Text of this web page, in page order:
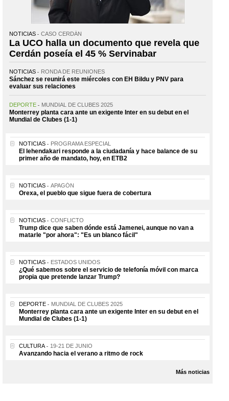
NOTICIAS CASO CERDÁN
La UCO halla un documento que revela que
Cerdán poseía el 45 % Servinabar
NOTICIAS RONDA DE REUNIONES
Sánchez se reunirá este miércoles con EH Bildu y PNV para
evaluar sus relaciones
DEPORTE MUNDIAL DE CLUBES 2025
Monterrey planta cara ante un exigente Inter en su debut en el
Mundial de Clubes (1-1)
NOTICIAS PROGRAMA ESPECIAL
El lehendakari responde a la ciudadanía y hace balance de su
primer año de mandato, hoy, en ETB2
NOTICIAS APAGÓN
Orexa, el pueblo que sigue fuera de cobertura
NOTICIAS CONFLICTO
Trump dice que saben dónde está Jamenei, aunque no van a
matarle "por ahora": "Es un blanco fácil"
NOTICIAS ESTADOS UNIDOS
¿Qué sabemos sobre el servicio de telefonía móvil con marca
propia que pretende lanzar Trump?
DEPORTE MUNDIAL DE CLUBES 2025
Monterrey planta cara ante un exigente Inter en su debut en el
Mundial de Clubes (1-1)
CULTURA 19-21 DE JUNIO
Avanzando hacia el verano a ritmo de rock
Más noticias